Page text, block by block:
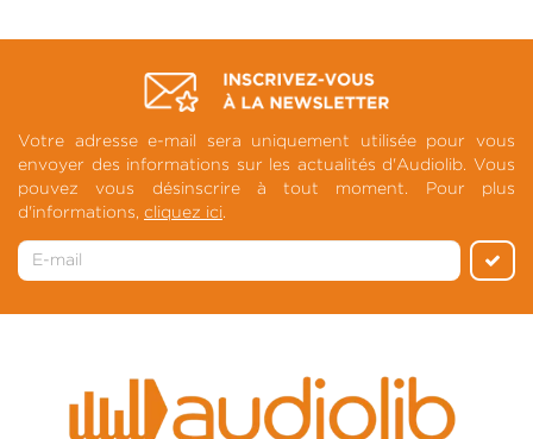
Votre adresse e-mail sera uniquement utilisée pour vous
envoyer des informations sur les actualités d'Audiolib. Vous
pouvez vous désinscrire à tout moment. Pour plus
d'informations, cliquez ici.